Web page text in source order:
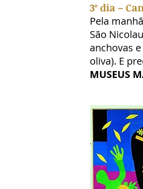
3º dia –
Pela
São
anchovas
oliva). E
MUSEUS